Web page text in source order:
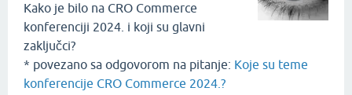
Kako je bilo na CRO Commerce
konferenciji 2024. i koji su glavni
zaključci?
* povezano sa odgovorom na pitanje: Koje su teme
konferencije CRO Commerce 2024.?